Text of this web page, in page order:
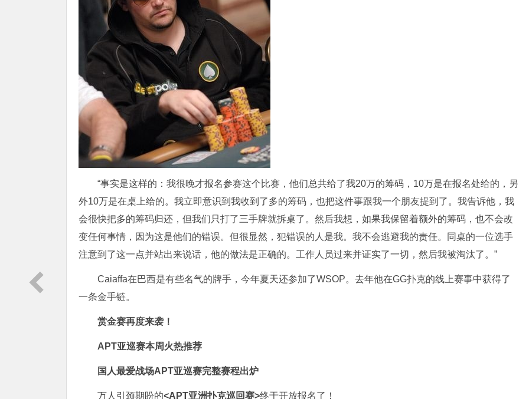
“事实是这样的：我很晚才报名参赛这个比赛，他们总共给了我20万的筹码，10万是在报名处给的，另
外10万是在桌上给的。我立即意识到我收到了多的筹码，也把这件事跟我一个朋友提到了。我告诉他，我
会很快把多的筹码归还，但我们只打了三手牌就拆桌了。然后我想，如果我保留着额外的筹码，也不会改
变任何事情，因为这是他们的错误。但很显然，犯错误的人是我。我不会逃避我的责任。同桌的一位选手
注意到了这一点并站出来说话，他的做法是正确的。工作人员过来并证实了一切，然后我被淘汰了。”
Caiaffa在巴西是有些名气的牌手，今年夏天还参加了WSOP。去年他在GG扑克的线上赛事中获得了
一条金手链。
赏金赛再度来袭！
APT亚巡赛本周火热推荐
国人最爱战场APT亚巡赛完整赛程出炉
万人引颈期盼的<APT亚洲扑克巡回赛>终于开放报名了！